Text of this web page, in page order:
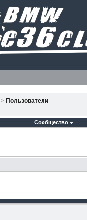
> Пользователи
Сообщество